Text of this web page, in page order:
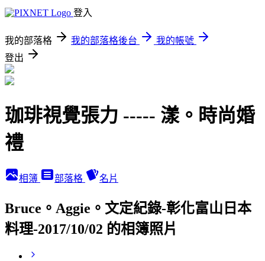
登入
我的部落格 我的部落格後台
我的帳號
登出
珈琲視覺張力 ----- 漾。時尚婚
禮
相簿 部落格 名片
Bruce。Aggie。文定紀錄-彰化富山日本
料理-2017/10/02 的相簿照片